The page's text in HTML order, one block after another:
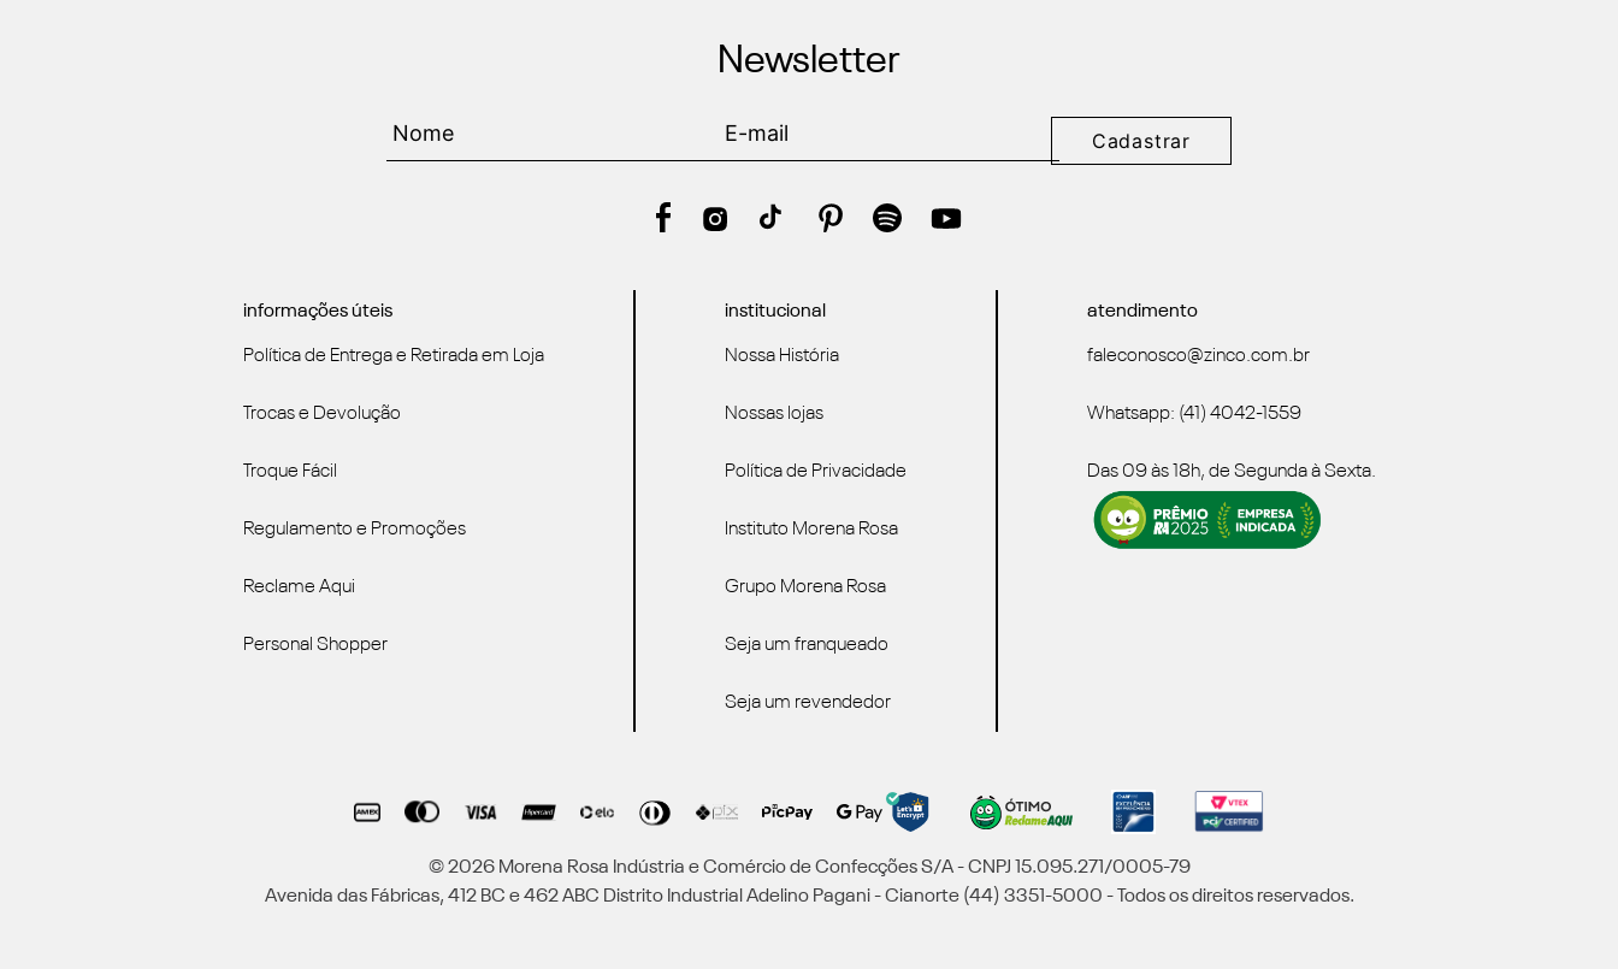
Newsletter
Cadastrar
informações úteis
Política de Entrega e Retirada em Loja
Trocas e Devolução
Troque Fácil
Regulamento e Promoções
Reclame Aqui
Personal Shopper
institucional
Nossa História
Nossas lojas
Política de Privacidade
Instituto Morena Rosa
Grupo Morena Rosa
Seja um franqueado
Seja um revendedor
atendimento
faleconosco@zinco.com.br
Whatsapp: (41) 4042-1559
Das 09 às 18h, de Segunda à Sexta.
© 2026 Morena Rosa Indústria e Comércio de Confecções S/A - CNPJ 15.095.271/0005-79
Avenida das Fábricas, 412 BC e 462 ABC Distrito Industrial Adelino Pagani - Cianorte (44) 3351-5000 - Todos os direitos reservados.